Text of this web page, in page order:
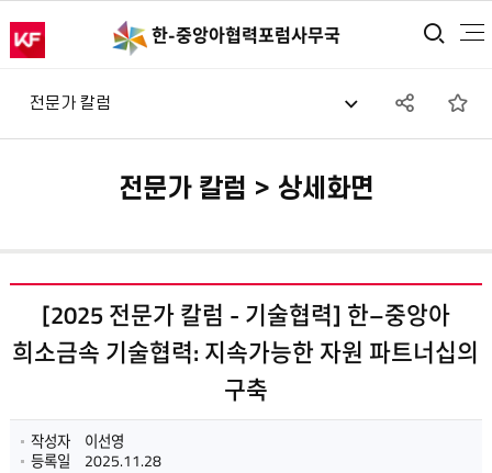
한-중앙아협력포럼사무국 통
전문가 칼럼 SNS
전문가 칼럼 > 상세화면
[2025 전문가 칼럼 - 기술협력] 한–중앙아
희소금속 기술협력: 지속가능한 자원 파트너십의
구축
작성자
이선영
등록일
2025.11.28